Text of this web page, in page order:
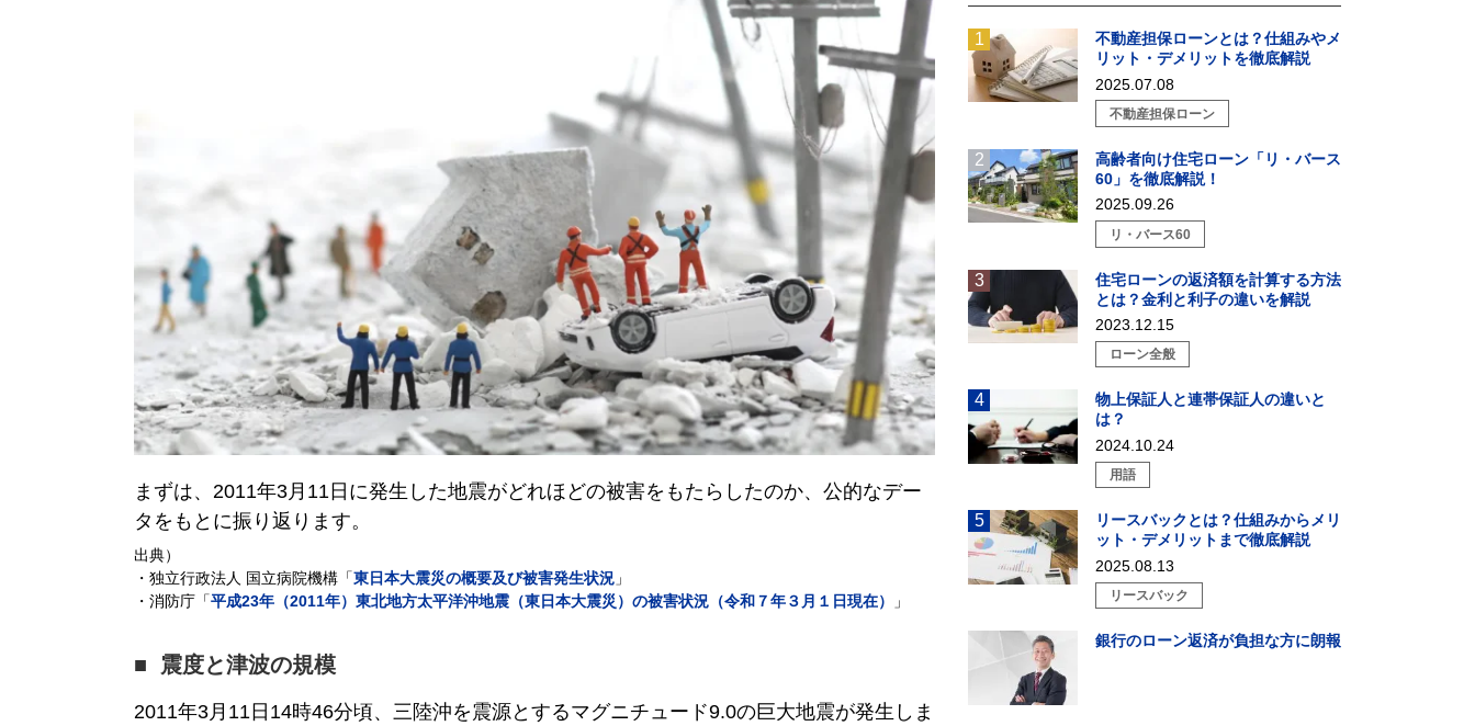
まずは、2011年3月11日に発生した地震がどれほどの被害をもたらしたのか、公的なデー
タをもとに振り返ります。
出典）
・独立行政法人 国立病院機構「東日本大震災の概要及び被害発生状況 」
・消防庁「平成23年（2011年）東北地方太平洋沖地震（東日本大震災）の被害状況（令和７年３月１日現在） 」
震度と津波の規模
2011年3月11日14時46分頃、三陸沖を震源とするマグニチュード9.0の巨大地震が発生しま
不動産担保ローンとは？仕組みやメ
リット・デメリットを徹底解説
2025.07.08
不動産担保ローン
高齢者向け住宅ローン「リ・バース
60」を徹底解説！
2025.09.26
リ・バース60
住宅ローンの返済額を計算する方法
とは？金利と利子の違いを解説
2023.12.15
ローン全般
物上保証人と連帯保証人の違いと
は？
2024.10.24
用語
リースバックとは？仕組みからメリ
ット・デメリットまで徹底解説
2025.08.13
リースバック
銀行のローン返済が負担な方に朗報